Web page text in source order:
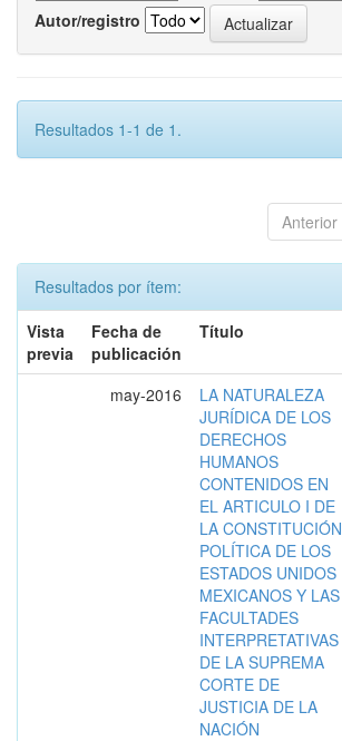
Autor/registro
Resultados 1-1 de 1.
Anterior
Resultados por ítem:
Vista
previa
Fecha de
publicación
Título
may-2016
LA NATURALEZA
JURÍDICA DE LOS
DERECHOS
HUMANOS
CONTENIDOS EN
EL ARTICULO I DE
LA CONSTITUCIÓN
POLÍTICA DE LOS
ESTADOS UNIDOS
MEXICANOS Y LAS
FACULTADES
INTERPRETATIVAS
DE LA SUPREMA
CORTE DE
JUSTICIA DE LA
NACIÓN